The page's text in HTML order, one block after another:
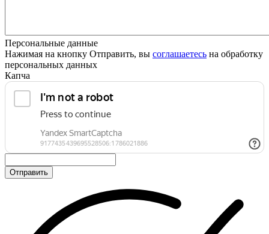
Персональные данные
Нажимая на кнопку Отправить, вы соглашаетесь на обработку
персональных данных
Капча
Отправить